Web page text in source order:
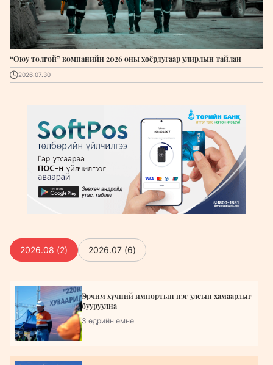
“Oюу толгой” компанийн 2026 оны хоёрдугаар улирлын тайлан
2026.07.30
2026.08 (2) 2026.07 (6)
Эрчим хүчний импортын нэг улсын хамаарлыг
бууруулна
3 өдрийн өмнө